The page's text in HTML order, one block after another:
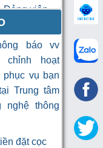
Đảng viên
nhân tạo
thư viện”
báo vv
chỉnh hoạt
phục vụ bạn
Trung tâm
nghệ thông
đặt cọc